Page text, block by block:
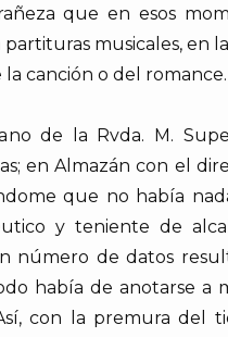
que en esos
musicales, en
canción o del romance.
de la Rvda. M.
en Almazán con el
que no había
y teniente de
número de datos
había de anotarse a
con la premura del